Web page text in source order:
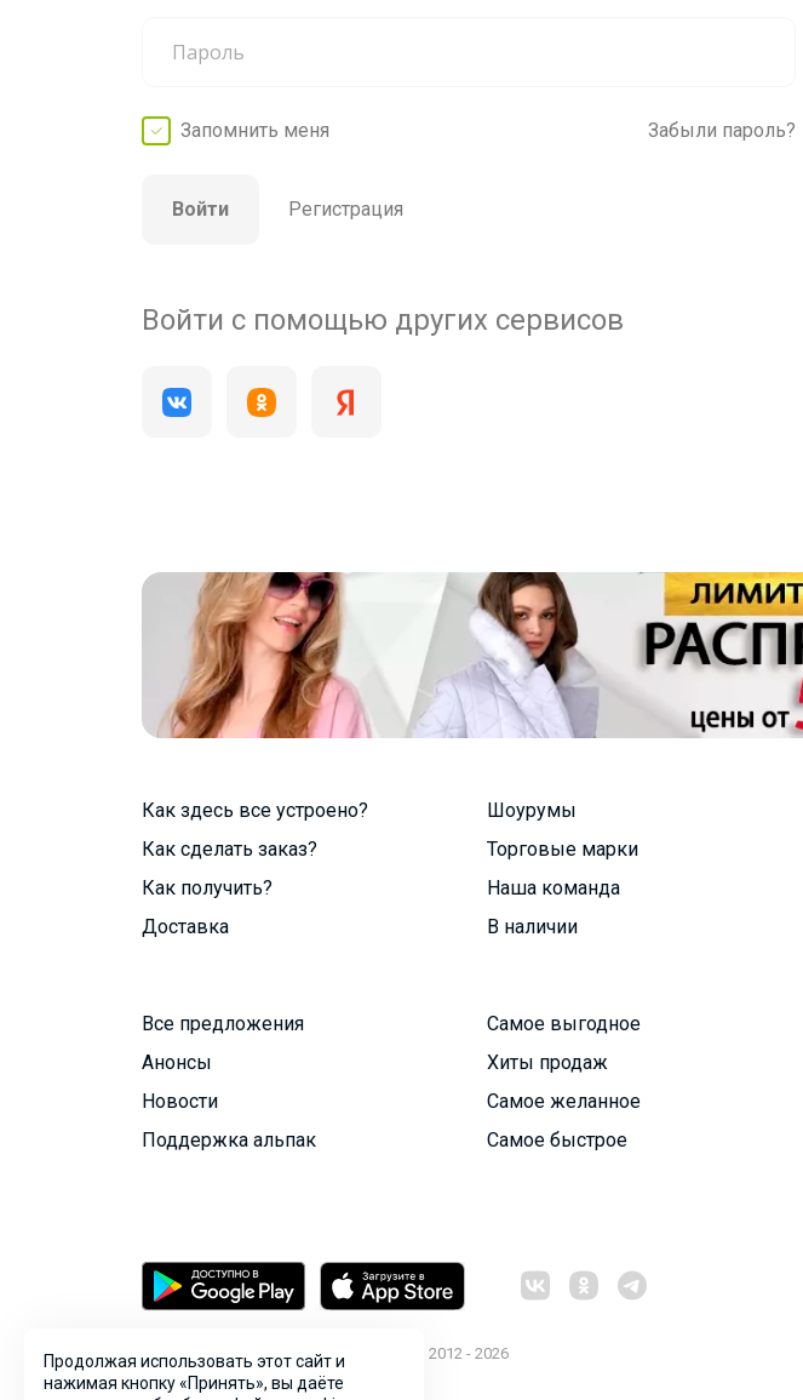
Запомнить меня Забыли пароль?
Войти Регистрация
Войти с помощью других сервисов
200 000+
Как здесь все устроено?
Как сделать заказ?
Как получить?
Доставка
Шоурумы
Торговые марки
Наша команда
В наличии
Все предложения
Анонсы
Новости
Поддержка альпак
Самое выгодное
Хиты продаж
Самое желанное
Самое быстрое
© ООО "Лявита", ОГРН 1122468054070, 2012 - 2026
Политика конфиденциальности
Продолжая использовать этот сайт и
нажимая кнопку «Принять», вы даёте